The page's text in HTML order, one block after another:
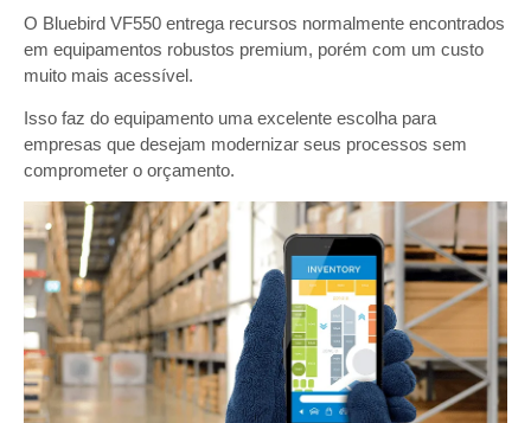
O Bluebird VF550 entrega recursos normalmente encontrados
em equipamentos robustos premium, porém com um custo
muito mais acessível.
Isso faz do equipamento uma excelente escolha para
empresas que desejam modernizar seus processos sem
comprometer o orçamento.